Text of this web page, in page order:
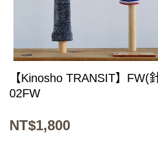
【Kinosho TRANSIT】FW(
02FW
NT$1,800